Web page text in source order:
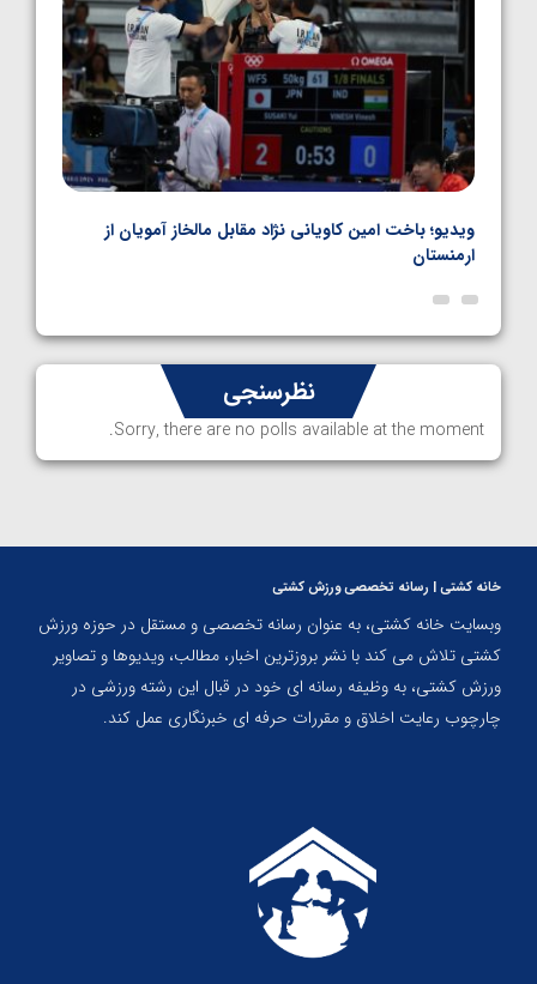
ویدیو؛ باخت امین کاویانی نژاد مقابل مالخاز آمویان از
ارمنستان
نظرسنجی
Sorry, there are no polls available at the moment.
خانه کشتی | رسانه تخصصی ورزش کشتی
وبسایت خانه کشتی، به عنوان رسانه تخصصی و مستقل در حوزه ورزش
کشتی تلاش می کند با نشر بروزترین اخبار، مطالب، ویدیوها و تصاویر
ورزش کشتی، به وظیفه رسانه ای خود در قبال این رشته ورزشی در
چارچوب رعایت اخلاق و مقررات حرفه ای خبرنگاری عمل کند.